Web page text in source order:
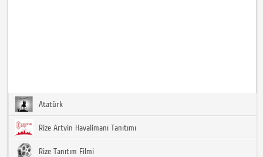
Atatürk
Rize Artvin Havalimanı Tanıtımı
Rize Tanıtım Filmi